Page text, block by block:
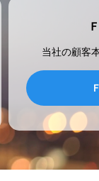
当社の顧客